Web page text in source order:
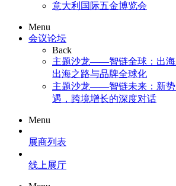
意大利国际五金博览会
Menu
会议论坛
Back
主题沙龙——智链全球：出海
出海之路与品牌全球化
主题沙龙——智链未来：新势
遇，跨境增长的深度对话
Menu
展商列表
线上展厅